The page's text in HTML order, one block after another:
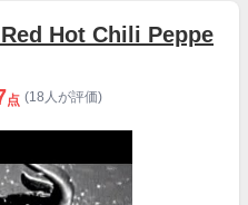
Hot Chili Peppe
点 (18人が評価)